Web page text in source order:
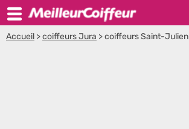
Accueil >coiffeurs Jura >coiffeurs Saint-Julien